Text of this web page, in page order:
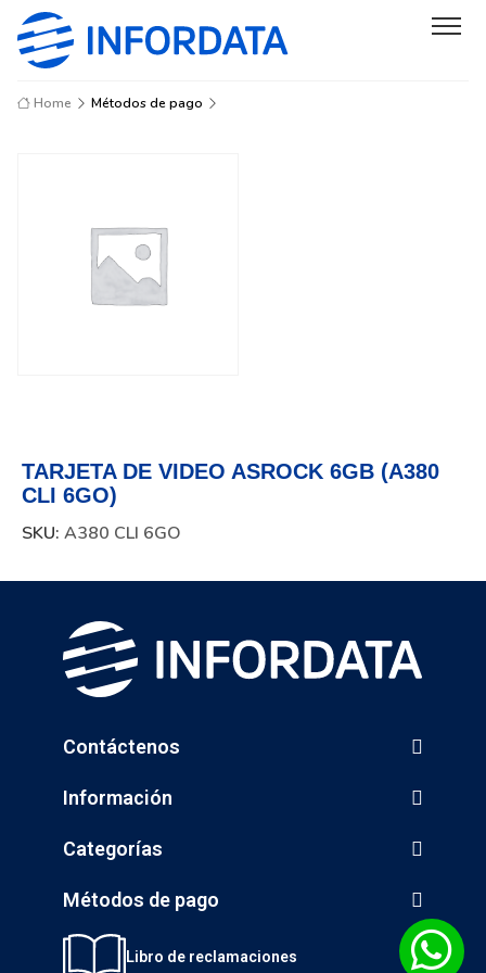
Home Métodos de pago
TARJETA DE VIDEO ASROCK 6GB (A380
CLI 6GO)
SKU: A380 CLI 6GO
Contáctenos
Información
Categorías
Métodos de pago
Libro de reclamaciones